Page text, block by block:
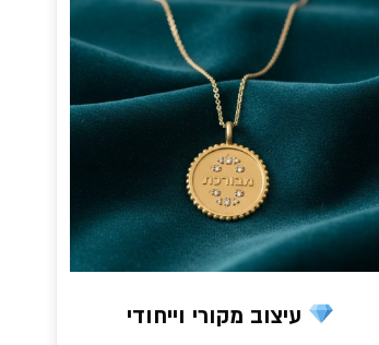
עיצוב מקורי וייחודי